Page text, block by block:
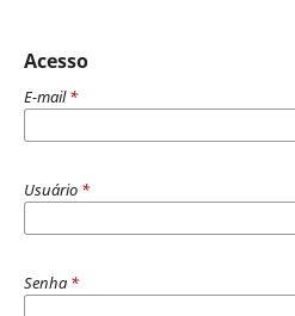
Acesso
E-mail*
Usuário *
Senha *